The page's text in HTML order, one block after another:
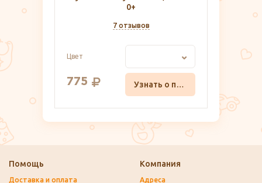
0+
7 отзывов
Цвет
775 Узнать о поступлении
Помощь
Доставка и оплата
Компания
Адреса